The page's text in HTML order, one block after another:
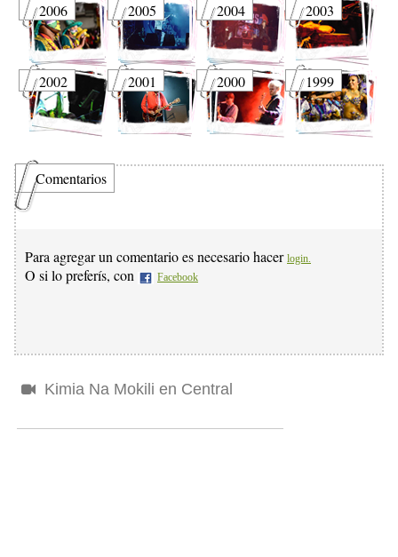
2006 2005 2004 2003
2002 2001 2000 1999
Comentarios
Para agregar un comentario es necesario hacer login.
O si lo preferís, con Facebook
Kimia Na Mokili en Central